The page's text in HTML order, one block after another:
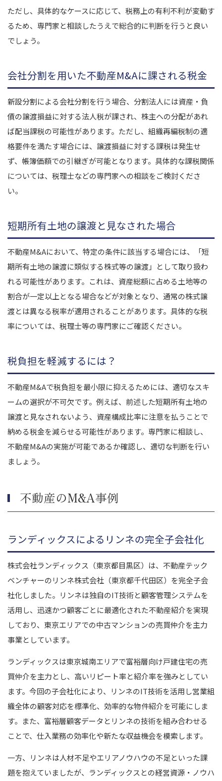
ただし、具体的なケースに応じて、税務上の有利不利が変動す
るため、専門家と相談したうえで総合的に判断を行うと良い
でしょう。
会社分割を用いた不動産M&Aに課される税金
新設分割による会社分割を行う場合、分割法人には資産・負
債の譲渡損益に対する法人税が課され、株主への分配があれ
ば配当課税の可能性があります。ただし、組織再編税制の適
格要件を満たす場合には、譲渡損益に対する課税は発生せ
ず、帳簿価額での引継ぎが可能となります。具体的な課税関係
については、税理士などの専門家への相談をご検討くださ
い。
短期所有土地の譲渡と見なされた場合
不動産M&Aにおいて、特定の条件に該当する場合には、「短
期所有土地の譲渡に類似する株式等の譲渡」として取り扱わ
れる可能性があります。これは、資産総額に占める土地等の
割合が一定以上となる場合などが対象となり、通常の株式譲
渡とは異なる税率が適用されることがあります。具体的な税
率については、税理士等の専門家にご確認ください。
税負担を軽減するには？
不動産M&Aで税負担を最小限に抑えるためには、適切なスキ
ームの選択が不可欠です。例えば、前述した短期所有土地の
譲渡と見なされないよう、資産構成比率に注意を払うことで
納める税金を減らせる可能性があります。専門家に相談し、
不動産M&Aの実施が可能であるか確認し、適切な判断を行い
ましょう。
不動産のM&A事例
ランディックスによるリンネの完全子会社化
株式会社ランディックス（東京都目黒区）は、不動産テック
ベンチャーのリンネ株式会社（東京都千代田区）を完全子会
社化しました。リンネは独自のIT技術と顧客管理システムを
活用し、迅速かつ顧客ごとに最適化された不動産紹介を実現
しており、東京エリアでの中古マンションの売買仲介を主力
事業としています。
ランディックスは東京城南エリアで富裕層向け戸建住宅の売
買仲介を主力とし、高いリピート率と紹介率を強みとしてい
ます。今回の子会社化により、リンネのIT技術を活用し営業組
織全体の顧客対応を標準化、効率的な物件紹介を可能にしま
す。また、富裕層顧客データとリンネの技術を組み合わせる
ことで、仕入業務の効率化や新たな収益機会を模索します。
一方、リンネは人材不足やエリアノウハウの不足といった課
題を抱えていましたが、ランディックスとの経営資源・ノウハ